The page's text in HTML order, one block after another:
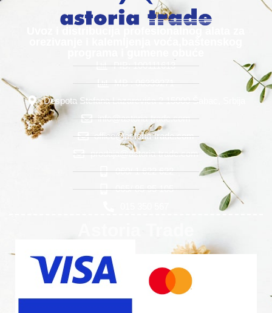
PIB: 100111613
MB : 06339271
Despota Stefana Lazarevića 2 15000 Šabac, Srbija
info@astoria-trade.com
office@astoria-trade.com
prodaja@astoria-trade.com
060/ 1 622 622
065/ 85 95 105